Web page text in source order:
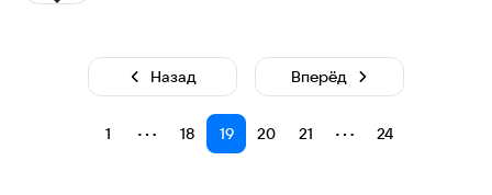
Назад
1 ⋯ 18 19 20 21 ⋯ 24
Вперёд